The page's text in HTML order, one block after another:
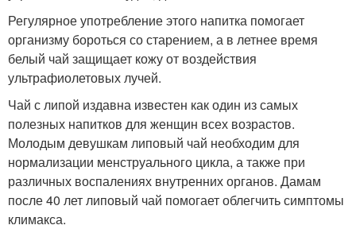
Регулярное употребление этого напитка помогает
организму бороться со старением, а в летнее время
белый чай защищает кожу от воздействия
ультрафиолетовых лучей.
Чай с липой издавна известен как один из самых
полезных напитков для женщин всех возрастов.
Молодым девушкам липовый чай необходим для
нормализации менструального цикла, а также при
различных воспалениях внутренних органов. Дамам
после 40 лет липовый чай помогает облегчить симптомы
климакса.